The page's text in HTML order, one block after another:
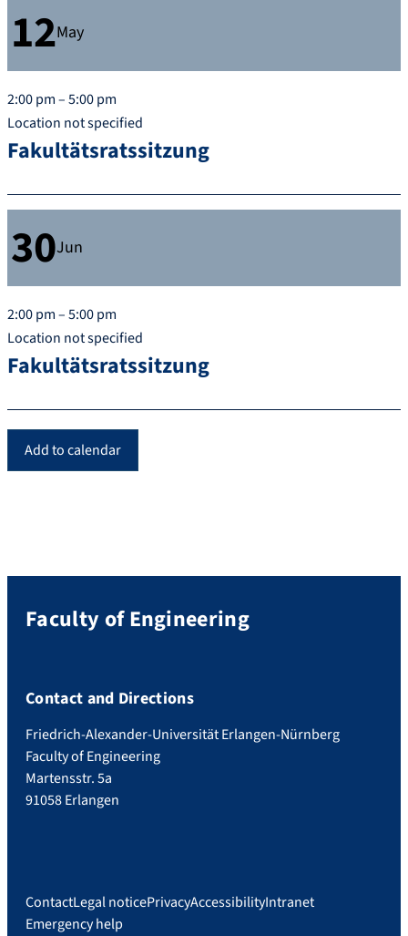
12May
2:00 pm – 5:00 pm
Fakultätsratssitzung
Location not specified
30Jun
2:00 pm – 5:00 pm
Fakultätsratssitzung
Location not specified
Add to calendar
Faculty of Engineering
Contact and Directions
Friedrich-Alexander-Universität Erlangen-Nürnberg
Faculty of Engineering
Martensstr. 5a
91058 Erlangen
ContactLegal noticePrivacyAccessibilityIntranet
Emergency help